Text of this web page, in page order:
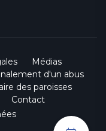
Médias
d'un abus
des paroisses
Contact